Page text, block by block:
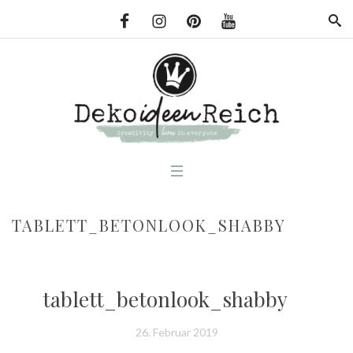
TABLETT_BETONLOOK_SHABBY
tablett_betonlook_shabby
26. Februar 2019